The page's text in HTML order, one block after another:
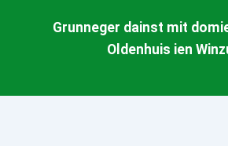
Grunneger dainst mit
Oldenhuis ien